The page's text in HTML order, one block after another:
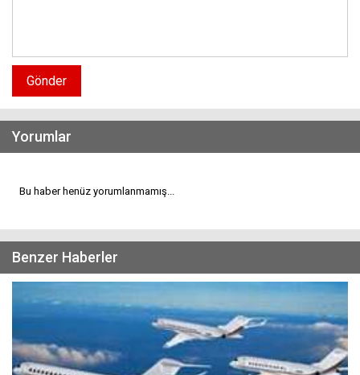
Gönder
Yorumlar
Bu haber henüz yorumlanmamış...
Benzer Haberler